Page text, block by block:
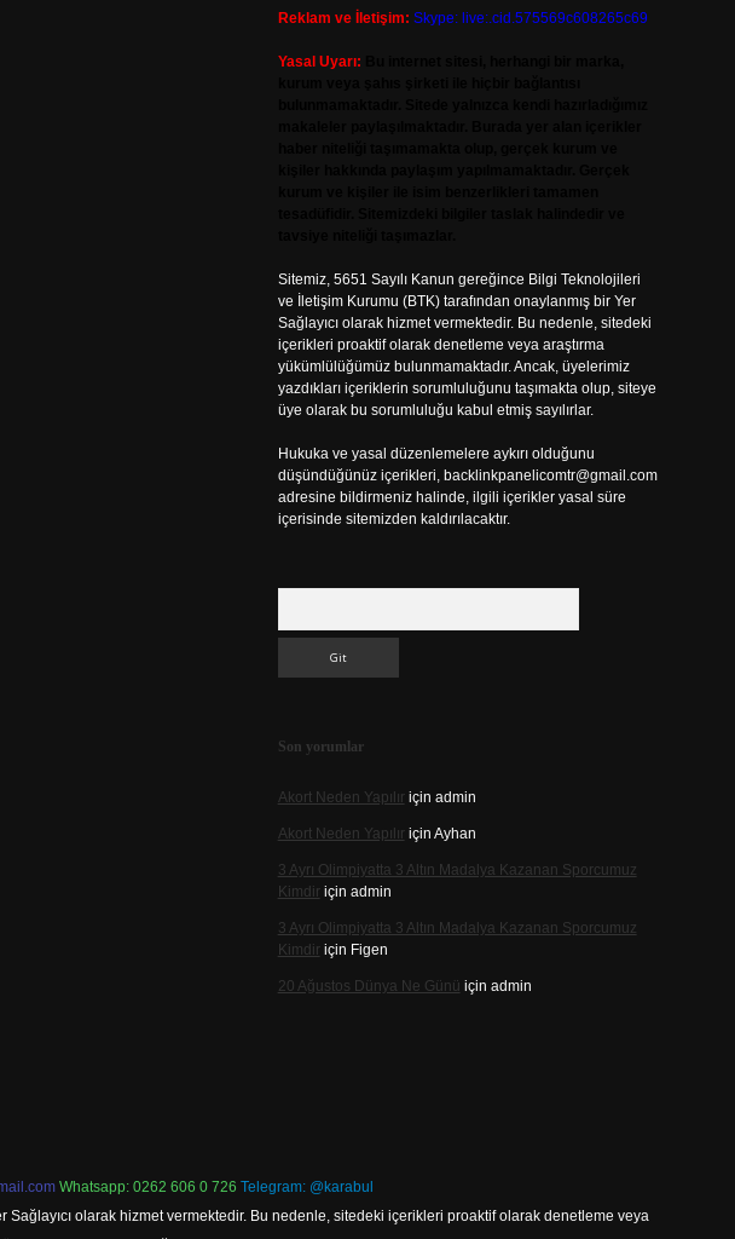
Reklam ve İletişim: Skype: live:.cid.575569c608265c69
Yasal Uyarı:
Sitemiz, 5651 Sayılı Kanun gereğince Bilgi Teknolojileri
ve İletişim Kurumu (BTK) tarafından onaylanmış bir Yer
Sağlayıcı olarak hizmet vermektedir. Bu nedenle, sitedeki
içerikleri proaktif olarak denetleme veya araştırma
yükümlülüğümüz bulunmamaktadır. Ancak, üyelerimiz
yazdıkları içeriklerin sorumluluğunu taşımakta olup, siteye
üye olarak bu sorumluluğu kabul etmiş sayılırlar.
Hukuka ve yasal düzenlemelere aykırı olduğunu
düşündüğünüz içerikleri, backlinkpanelicomtr@gmail.com
adresine bildirmeniz halinde, ilgili içerikler yasal süre
içerisinde sitemizden kaldırılacaktır.
Son yorumlar
Akort Neden Yapılıriçin admin
Akort Neden Yapılıriçin Ayhan
3 Ayrı Olimpiyatta 3 Altın Madalya Kazanan Sporcumuz
Kimdiriçin admin
3 Ayrı Olimpiyatta 3 Altın Madalya Kazanan Sporcumuz
Kimdiriçin Figen
20 Ağustos Dünya Ne Günü için admin
Whatsapp: 0262 606 0 726 Telegram: @karabul
olarak hizmet vermektedir. Bu nedenle, sitedeki içerikleri proaktif olarak denetleme veya